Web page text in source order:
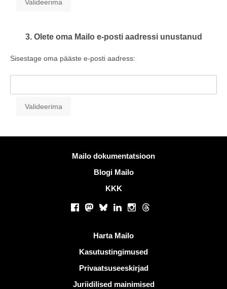
3. Olete oma Mailo e-posti aadressi unustanud
Sisestage oma pääste e-posti aadress:
Rohkem informatsiooniMailo dokumentatsioon
Blogi Mailo
KKK
Sotsiaalsed võrgustikud
Facebook
Mastodon
BlueskyLinkedInInstagram
Threads
Harta Mailo
Kasutustingimused
Privaatsuseeskirjad
Juriidilised mainimised